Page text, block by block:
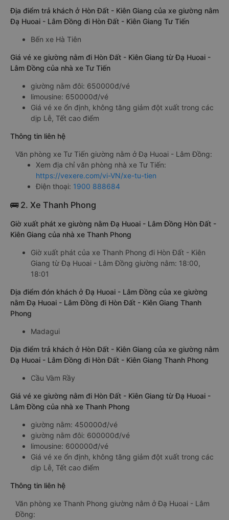
Địa điểm trả khách ở Hòn Đất - Kiên Giang của xe giường nằm
Đạ Huoai - Lâm Đồng đi Hòn Đất - Kiên Giang Tư Tiến
Bến xe Hà Tiên
Giá vé xe giường nằm đi Hòn Đất - Kiên Giang từ Đạ Huoai -
Lâm Đồng của nhà xe Tư Tiến
giường nằm đôi: 650000đ/vé
limousine: 650000đ/vé
Giá vé xe ổn định, không tăng giảm đột xuất trong các
dịp Lễ, Tết cao điểm
Thông tin liên hệ
Văn phòng xe Tư Tiến giường nằm ở Đạ Huoai - Lâm Đồng:
Xem địa chỉ văn phòng nhà xe Tư Tiến:
https://vexere.com/vi-VN/xe-tu-tien
Điện thoại: 1900 888684
🚌 2. Xe Thanh Phong
Giờ xuất phát xe giường nằm Đạ Huoai - Lâm Đồng Hòn Đất -
Kiên Giang của nhà xe Thanh Phong
Giờ xuất phát của xe Thanh Phong đi Hòn Đất - Kiên
Giang từ Đạ Huoai - Lâm Đồng giường nằm: 18:00,
18:01
Địa điểm đón khách ở Đạ Huoai - Lâm Đồng của xe giường
nằm Đạ Huoai - Lâm Đồng đi Hòn Đất - Kiên Giang Thanh
Phong
Madagui
Địa điểm trả khách ở Hòn Đất - Kiên Giang của xe giường nằm
Đạ Huoai - Lâm Đồng đi Hòn Đất - Kiên Giang Thanh Phong
Cầu Vàm Rầy
Giá vé xe giường nằm đi Hòn Đất - Kiên Giang từ Đạ Huoai -
Lâm Đồng của nhà xe Thanh Phong
giường nằm: 450000đ/vé
giường nằm đôi: 600000đ/vé
limousine: 600000đ/vé
Giá vé xe ổn định, không tăng giảm đột xuất trong các
dịp Lễ, Tết cao điểm
Thông tin liên hệ
Văn phòng xe Thanh Phong giường nằm ở Đạ Huoai - Lâm
Đồng: